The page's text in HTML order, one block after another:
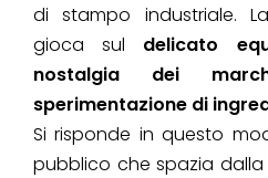
di stampo industriale.
gioca sul delicato
nostalgia dei
sperimentazione di
Si risponde in questo
pubblico che spazia dalla